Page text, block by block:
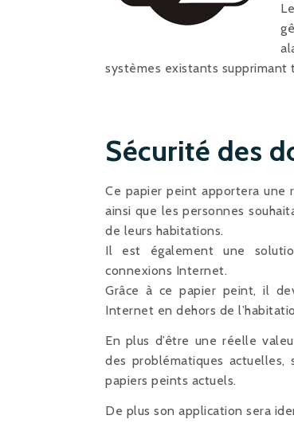
systèmes existants supprimant
Sécurité des
Ce papier peint apportera une
ainsi que les personnes
de leurs habitations.
Il est également une
connexions Internet.
Grâce à ce papier peint, il
Internet en dehors de
En plus d’être une réelle
des problématiques
papiers peints actuels.
De plus son application sera